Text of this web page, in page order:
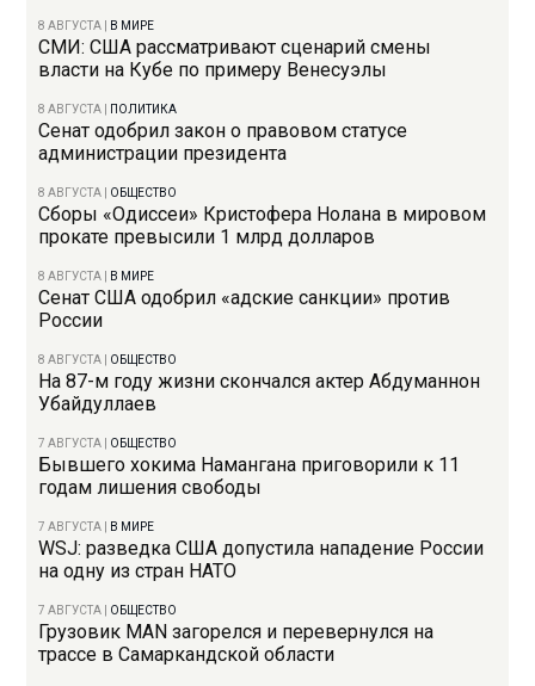
8 АВГУСТА В МИРЕ
СМИ: США рассматривают сценарий смены
власти на Кубе по примеру Венесуэлы
8 АВГУСТА ПОЛИТИКА
Сенат одобрил закон о правовом статусе
администрации президента
8 АВГУСТА ОБЩЕСТВО
Сборы «Одиссеи» Кристофера Нолана в мировом
прокате превысили 1 млрд долларов
8 АВГУСТА В МИРЕ
Сенат США одобрил «адские санкции» против
России
8 АВГУСТА ОБЩЕСТВО
На 87-м году жизни скончался актер Абдуманнон
Убайдуллаев
7 АВГУСТА ОБЩЕСТВО
Бывшего хокима Намангана приговорили к 11
годам лишения свободы
7 АВГУСТА В МИРЕ
WSJ: разведка США допустила нападение России
на одну из стран НАТО
7 АВГУСТА ОБЩЕСТВО
Грузовик MAN загорелся и перевернулся на
трассе в Самаркандской области